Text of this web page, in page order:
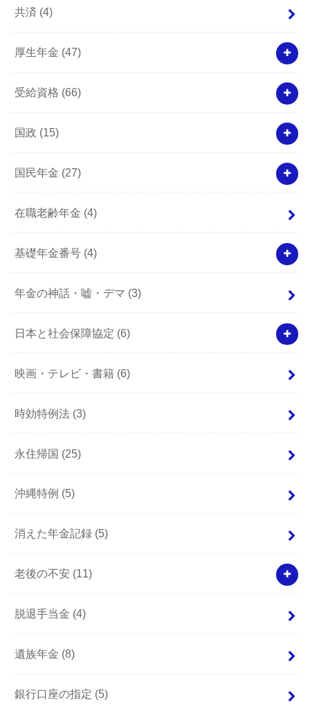
共済 (4)
厚生年金 (47)
受給資格 (66)
国政 (15)
国民年金 (27)
在職老齢年金 (4)
基礎年金番号 (4)
年金の神話・嘘・デマ (3)
日本と社会保障協定 (6)
映画・テレビ・書籍 (6)
時効特例法 (3)
永住帰国 (25)
沖縄特例 (5)
消えた年金記録 (5)
老後の不安 (11)
脱退手当金 (4)
遺族年金 (8)
銀行口座の指定 (5)